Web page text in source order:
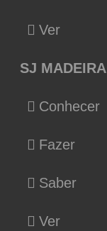
Ver
SJ MADEIRA
Conhecer
Fazer
Saber
Ver